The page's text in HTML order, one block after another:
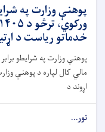
پوهنې وزارت په
خدماتو ریاست د
مالي کال لپاره د پوهنې
اړوند د
نور...